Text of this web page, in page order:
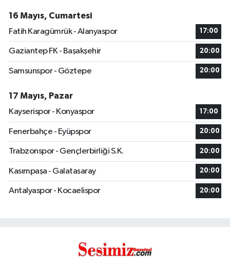
16 Mayıs, Cumartesi
Fatih Karagümrük - Alanyaspor
17:00
Gaziantep FK - Başakşehir 20:00
Samsunspor - Göztepe 20:00
17 Mayıs, Pazar
Kayserispor - Konyaspor
17:00
Fenerbahçe - Eyüpspor 20:00
Trabzonspor - Gençlerbirliği S.K. 20:00
Kasımpaşa - Galatasaray 20:00
Antalyaspor - Kocaelispor 20:00